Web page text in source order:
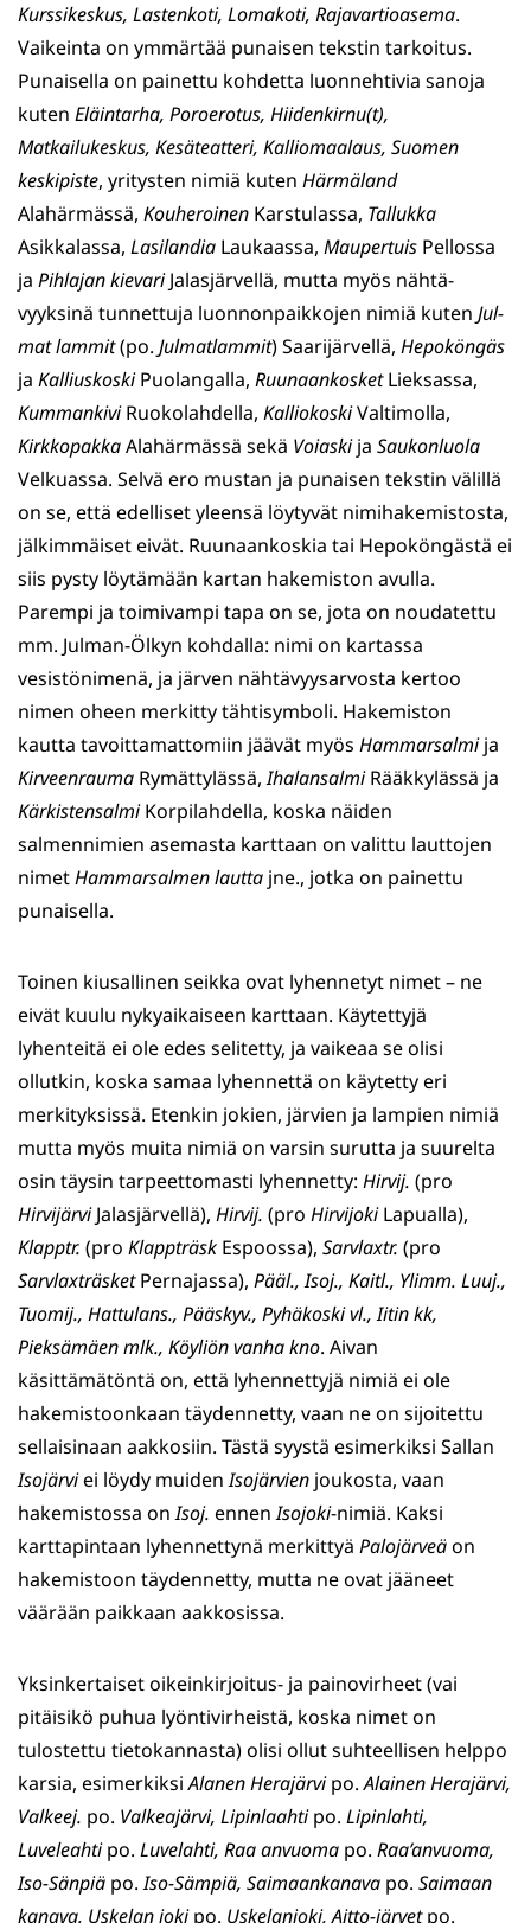
Kurssikeskus, Lastenkoti, Lomakoti, Rajavartioasema.
Vaikeinta on ymmärtää pu­naisen tekstin tarkoitus.
Punaisella on painettu kohdetta luonnehtivia sanoja
kuten Eläintarha, Poroerotus, Hiidenkirnu(t),
Matkailukeskus, Kesäteatteri, Kalliomaalaus, Suomen
keskipiste, yritysten nimiä kuten Härmäland
Alahärmässä, Kouheroinen Karstulassa, Tallukka
Asikkalassa, Lasilandia Laukaassa, Maupertuis Pellossa
ja Pihlajan kievariJalasjär­vellä, mutta myös nähtä­
vyyksinä tunnettuja luonnonpaikkojen ni­miä kuten Jul­
mat lammit(po. Julmatlammit) Saarijärvellä, Hepo­köngäs
ja Kal­liuskoskiPuolangal­la, RuunaankosketLieksassa,
KummankiviRuo­kolahdella, Kal­liokoskiValtimolla,
KirkkopakkaAlahärmässä sekä Voiaskija Sau­konluola
Velkuassa. Selvä ero mus­tan ja pu­naisen tekstin välillä
on se, että edelliset yleensä löytyvät nimihake­mistosta,
jälkim­mäiset eivät. Ruunaankoskia tai Hepoköngästä ei
siis pysty löytämään kartan hakemiston avulla.
Parempi ja toimivampi tapa on se, jota on noudatettu
mm. Julman-Ölkyn kohdalla: nimi on kartassa
vesistönimenä, ja järven nähtävyysarvosta kertoo
nimen oheen merkitty tähtisymboli. Hakemiston
kautta tavoittamattomiin jäävät myös Hammarsalmija
Kirveenrauma Rymättylässä,IhalansalmiRääkkylässä ja
KärkistensalmiKorpilahdella, koska näiden
salmennimien asemasta karttaan on valittu lauttojen
nimetHammarsalmen lautta jne., jotka on painettu
punaisella.
Toinen kiusallinen seikka ovat lyhennetyt nimet – ne
eivät kuulu nykyaikaiseen karttaan. Käytettyjä
lyhenteitä ei ole edes selitetty, ja vaikeaa se olisi
ollutkin, koska samaa lyhennettä on käytetty eri
merkityk­sissä. Etenkin jokien, järvien ja lampien nimiä
mutta myös muita nimiä on varsin surutta ja suurelta
osin täysin tarpeettomasti lyhennetty: Hirvij. (pro
HirvijärviJalasjärvellä), Hirvij. (pro HirvijokiLapualla),
Klapptr. (pro Klappträsk Espoossa), Sarvlaxtr. (pro
SarvlaxträsketPernajas­sa), Pääl., Isoj., Kaitl., Ylimm. Luuj.,
Tuomij., Hattu­lans., Pääskyv., Pyhäkoski vl., Iitin kk,
Pieksämäen mlk., Köyliön vanha kno. Aivan
käsittämätöntä on, että lyhennettyjä nimiä ei ole
hakemistoonkaan täydennetty, vaan ne on sijoitettu
sellaisinaan aakkosiin. Tästä syystä esimerkiksi Sallan
Isojärviei löydy muidenIsojärvien jou­kosta, vaan
hakemistossa onIsoj. ennenIsojoki-nimiä. Kaksi
karttapintaan lyhennettynä merkittyä Palojärveäon
hakemistoon täydennetty, mutta ne ovat jääneet
väärään paikkaan aakkosissa.
Yksinkertaiset oikeinkirjoitus- ja painovirheet (vai
pitäisikö puhua lyöntivirheistä, koska nimet on
tulostettu tietokannasta) olisi ollut suhteellisen helppo
karsia, esimerkiksiAlanen Herajärvipo.Alai­nen Herajärvi,
Valkeej. po. Valkeajärvi, Lipinlaahtipo. Lipinlahti,
Luveleahtipo. Luvelahti, Raa an­vuoma po. Raa’anvuoma,
Iso-Sänpiä po.Iso-Sämpiä, Sai­maan­kanava po. Saimaan
kanava, Uske­lan jokipo. Uske­lanjoki, Aitto-järvetpo.